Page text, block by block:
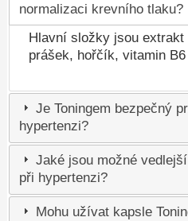
normalizaci krevního tlaku?
Hlavní složky jsou
prášek, hořčík, vitamin
Je Toningem bezpečný
hypertenzi?
Jaké jsou možné
při hypertenzi?
Mohu užívat kapsle